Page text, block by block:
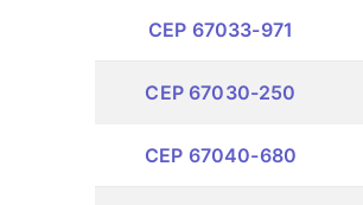
CEP 67033-971
CEP 67030-250
CEP 67040-680